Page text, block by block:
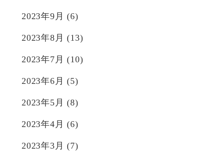
2023年9月 (6)
2023年8月 (13)
2023年7月 (10)
2023年6月 (5)
2023年5月 (8)
2023年4月 (6)
2023年3月 (7)